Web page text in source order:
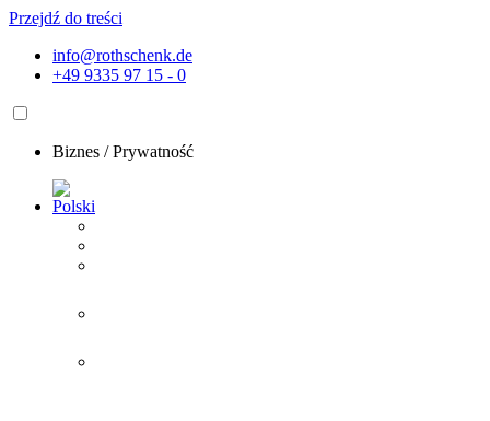
Przejdź do treści
info@rothschenk.de
+49 9335 97 15 - 0
Biznes /Prywatność